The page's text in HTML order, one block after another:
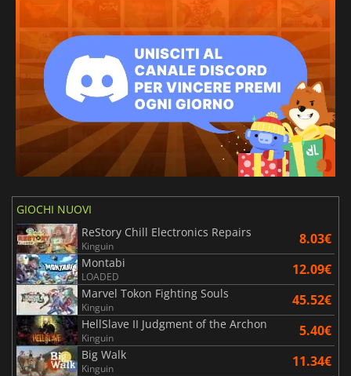
GIOCHI NUOVI
ReStory Chill Electronics Repairs
Kinguin 8.03€
Montabi
LOADED 12.09€
Marvel Tokon Fighting Souls
Kinguin 45.52€
HellSlave II Judgment of the Archon
Kinguin 5.40€
Big Walk
Kinguin 11.34€